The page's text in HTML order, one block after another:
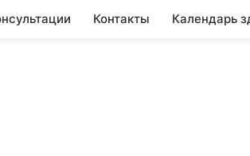
Контакты Календарь